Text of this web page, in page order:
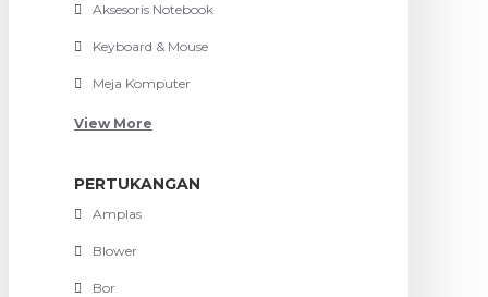
Aksesoris Notebook
Keyboard & Mouse
Meja Komputer
View More
PERTUKANGAN
Amplas
Blower
Bor